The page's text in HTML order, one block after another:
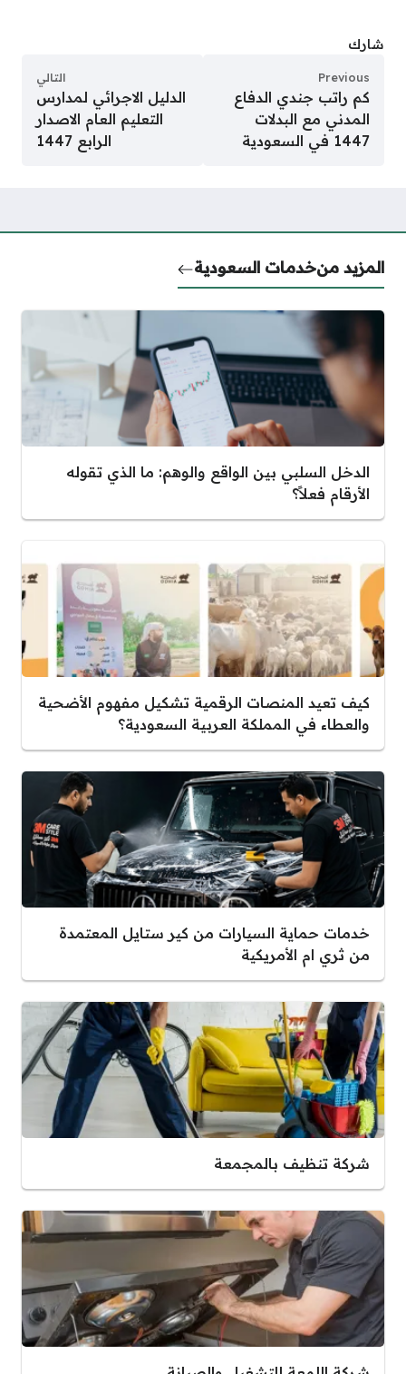
شارك
Previous
كم راتب جندي الدفاع
المدني مع البدلات
1447 في السعودية
التالي
الدليل الاجرائي لمدارس
التعليم العام الاصدار
الرابع 1447
المزيد منخدمات السعودية
الدخل السلبي بين الواقع والوهم: ما الذي تقوله
الأرقام فعلاً؟
كيف تعيد المنصات الرقمية تشكيل مفهوم الأضحية
والعطاء في المملكة العربية السعودية؟
خدمات حماية السيارات من كير ستايل المعتمدة
من ثري ام الأمريكية
شركة تنظيف بالمجمعة